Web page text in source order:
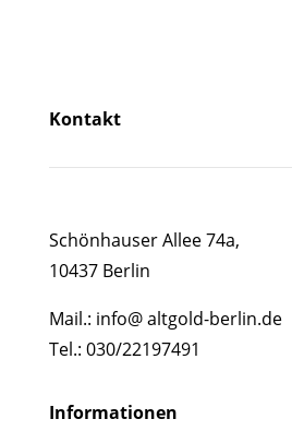
Kontakt
Schönhauser Allee 74a,
10437 Berlin
Mail.: info@ altgold-berlin.de
Tel.: 030/22197491
Informationen